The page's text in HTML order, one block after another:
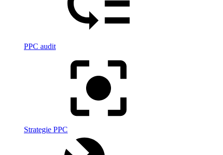
PPC audit
Strategie PPC